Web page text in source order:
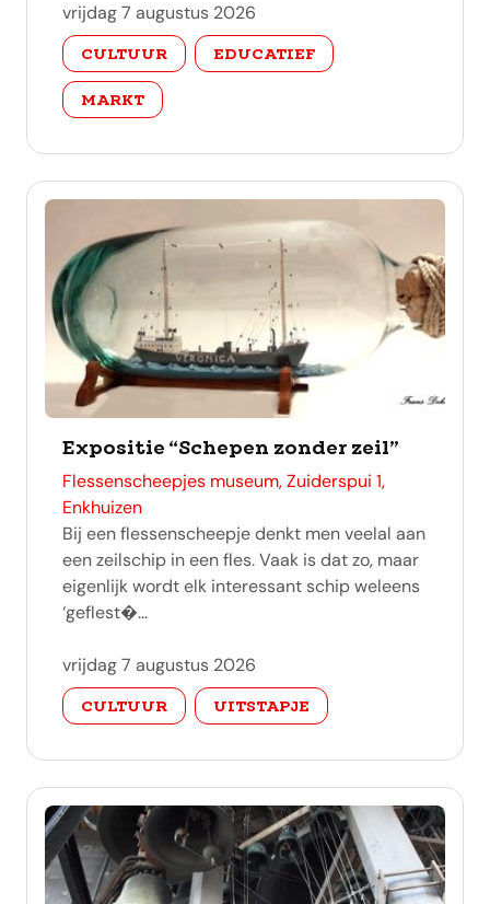
vrijdag 7 augustus 2026
categorie
CULTUUR EDUCATIEF
MARKT
Expositie “Schepen zonder zeil”
adres
Flessenscheepjes museum, Zuiderspui 1,
Enkhuizen
Bij een flessenscheepje denkt men veelal aan
een zeilschip in een fles. Vaak is dat zo, maar
eigenlijk wordt elk interessant schip weleens
‘geflest�...
vrijdag 7 augustus 2026
categorie
CULTUUR UITSTAPJE